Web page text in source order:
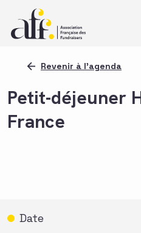
Revenir à l'agenda
Petit-déjeuner
France
Date